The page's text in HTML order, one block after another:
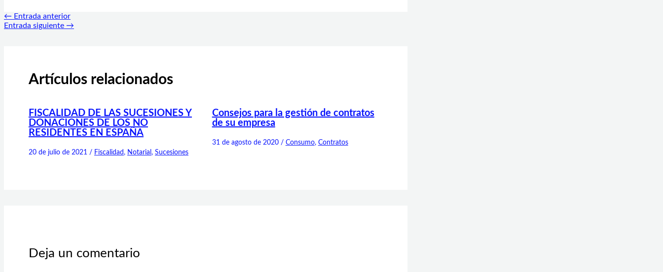
← Entrada anterior
Entrada siguiente →
Artículos relacionados
FISCALIDAD DE LAS SUCESIONES Y
DONACIONES DE LOS NO
RESIDENTES EN ESPAÑA
20 de julio de 2021 / Fiscalidad, Notarial , Sucesiones
Consejos para la gestión de contratos
de su empresa
31 de agosto de 2020 / Consumo, Contratos
Deja un comentario